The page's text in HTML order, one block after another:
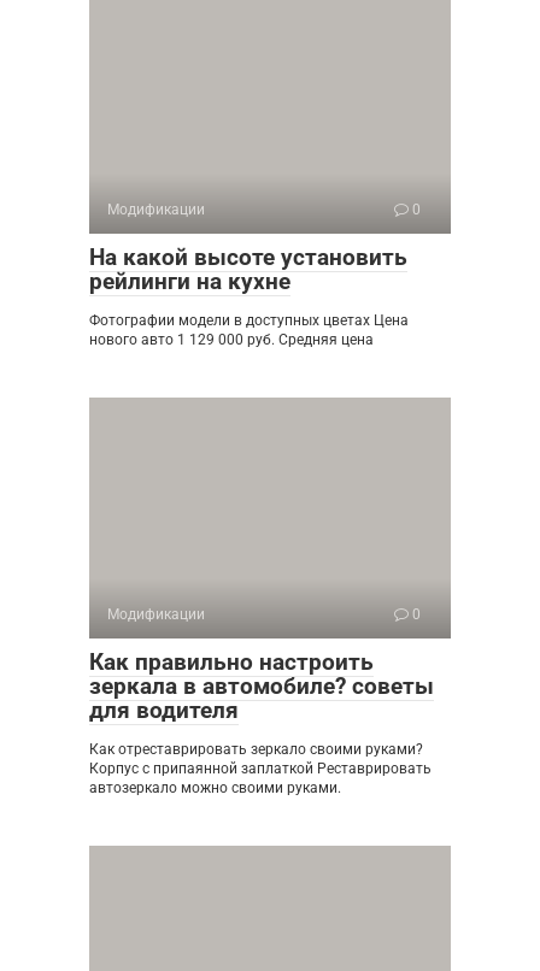
Модификации 0
На какой высоте установить
рейлинги на кухне
Фотографии модели в доступных цветах Цена
нового авто 1 129 000 руб. Средняя цена
Модификации 0
Как правильно настроить
зеркала в автомобиле? советы
для водителя
Как отреставрировать зеркало своими руками?
Корпус с припаянной заплаткой Реставрировать
автозеркало можно своими руками.